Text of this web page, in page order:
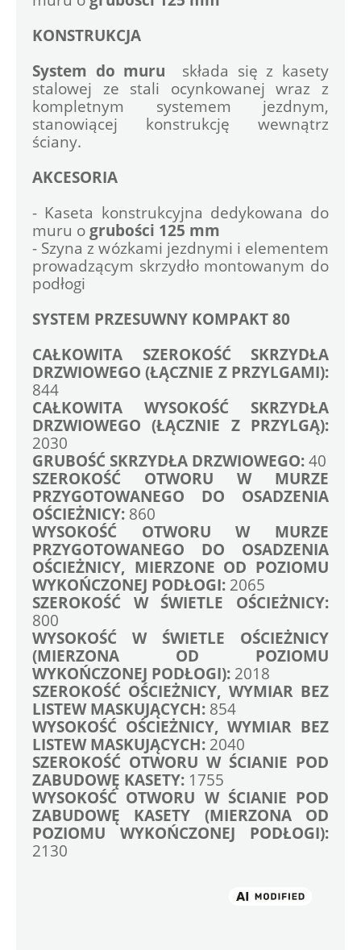
KONSTRUKCJA
System do muru
składa się z kasety
stalowej ze stali ocynkowanej wraz z
kompletnym systemem jezdnym,
stanowiącej konstrukcję wewnątrz
ściany.
AKCESORIA
- Kaseta konstrukcyjna dedykowana do
muru o grubości 125 mm
- Szyna z wózkami jezdnymi i elementem
prowadzącym skrzydło montowanym do
podłogi
SYSTEM PRZESUWNY KOMPAKT 80
CAŁKOWITA SZEROKOŚĆ SKRZYDŁA
844
CAŁKOWITA WYSOKOŚĆ SKRZYDŁA
2030
GRUBOŚĆ SKRZYDŁA DRZWIOWEGO: 40
SZEROKOŚĆ OTWORU W MURZE
PRZYGOTOWANEGO DO OSADZENIA
OŚCIEŻNICY: 860
WYSOKOŚĆ OTWORU W MURZE
PRZYGOTOWANEGO DO OSADZENIA
OŚCIEŻNICY, MIERZONE OD POZIOMU
WYKOŃCZONEJ PODŁOGI: 2065
800
WYSOKOŚĆ W ŚWIETLE OŚCIEŻNICY
(MIERZONA OD POZIOMU
WYKOŃCZONEJ PODŁOGI): 2018
SZEROKOŚĆ OŚCIEŻNICY, WYMIAR BEZ
LISTEW MASKUJĄCYCH: 854
WYSOKOŚĆ OŚCIEŻNICY, WYMIAR BEZ
LISTEW MASKUJĄCYCH: 2040
SZEROKOŚĆ OTWORU W ŚCIANIE POD
ZABUDOWĘ KASETY: 1755
WYSOKOŚĆ OTWORU W ŚCIANIE POD
ZABUDOWĘ KASETY (MIERZONA OD
POZIOMU WYKOŃCZONEJ PODŁOGI):
2130